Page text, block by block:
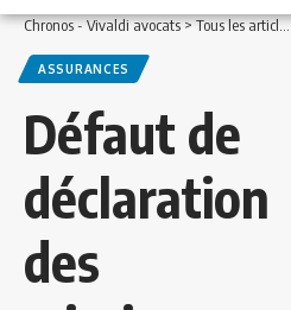
Chronos - Vivaldi avocats>Tous les articles
ASSURANCES
Défaut de
déclaration
des